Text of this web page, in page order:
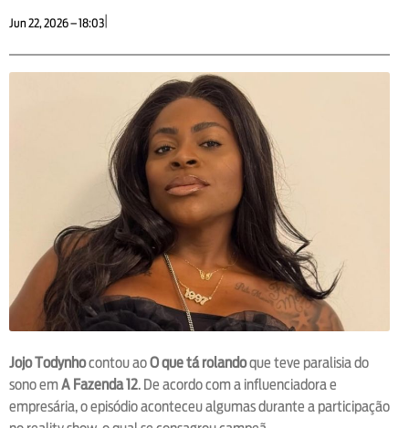
Jun 22, 2026 – 18:03
Jojo Todynhocontou aoO que tá rolandoque teve paralisia do
sono emA Fazenda 12. De acordo com a influenciadora e
empresária, o episódio aconteceu algumas durante a participação